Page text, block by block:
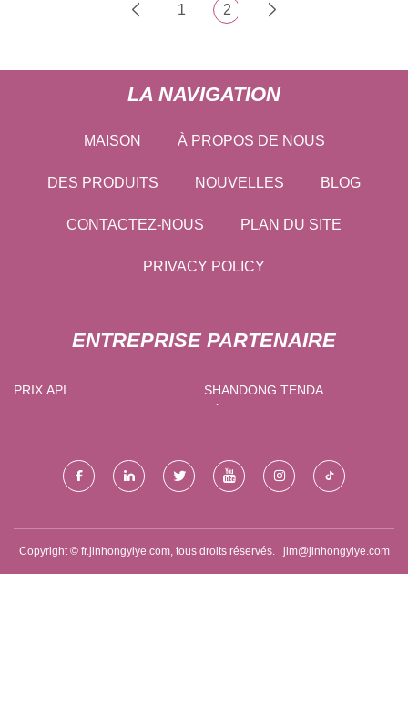
1 2
LA NAVIGATION
MAISON À PROPOS DE NOUS
DES PRODUITS NOUVELLES BLOG
CONTACTEZ-NOUS PLAN DU SITE
PRIVACY POLICY
ENTREPRISE PARTENAIRE
PRIX ​​​​API
SHANDONG TENDA
Copyright © fr.jinhongyiye.com, tous droits réservés. jim@jinhongyiye.com